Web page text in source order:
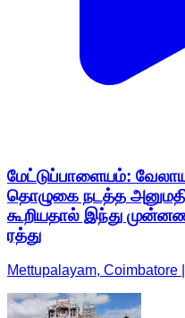
மேட்டுப்பாளையம்:
தொழுகை நடத்த
கூறியதால் இந்து
ரத்து
Mettupalayam, Coimbatore